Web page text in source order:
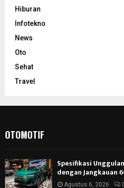
Hiburan
Infotekno
News
Oto
Sehat
Travel
OTOMOTIF
Spesifikasi
dengan Jangkauan
Agustus 6, 2026